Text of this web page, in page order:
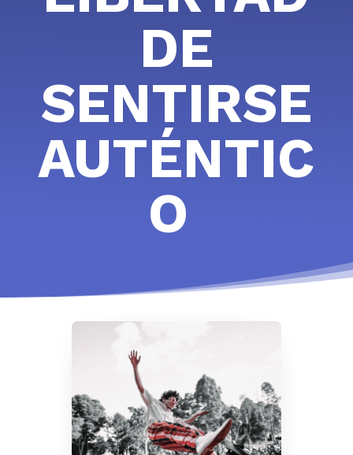
DE
SENTIRSE
AUTÉNTIC
O